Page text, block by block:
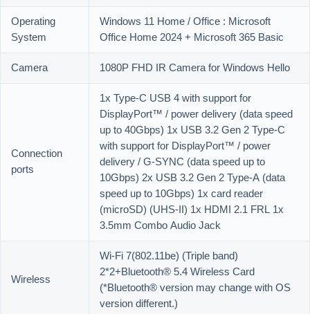
Operating
System
Windows 11 Home / Office : Microsoft
Office Home 2024 + Microsoft 365 Basic
Camera
1080P FHD IR Camera for Windows Hello
Connection
ports
1x Type-C USB 4 with support for
DisplayPort™ / power delivery (data speed
up to 40Gbps) 1x USB 3.2 Gen 2 Type-C
with support for DisplayPort™ / power
delivery / G-SYNC (data speed up to
10Gbps) 2x USB 3.2 Gen 2 Type-A (data
speed up to 10Gbps) 1x card reader
(microSD) (UHS-II) 1x HDMI 2.1 FRL 1x
3.5mm Combo Audio Jack
Wireless
Wi-Fi 7(802.11be) (Triple band)
2*2+Bluetooth® 5.4 Wireless Card
(*Bluetooth® version may change with OS
version different.)